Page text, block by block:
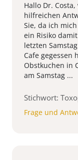
Hallo Dr.
hilfreichen
Sie, da ich
ein Risiko
letzten
Cafe gegessen
Obstkuchen in
am Samstag ...
Stichwort:
Frage und